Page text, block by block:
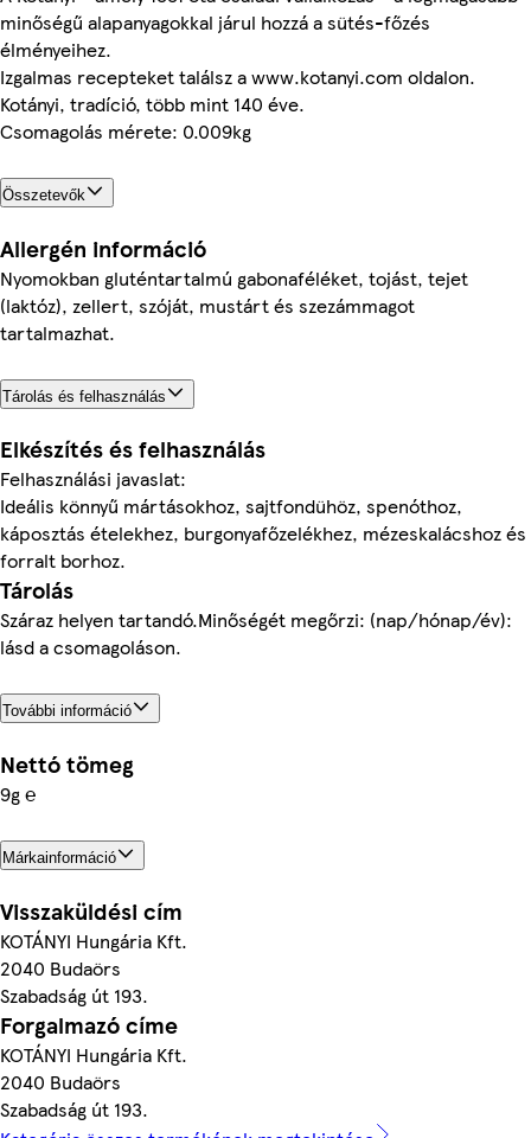
minőségű alapanyagokkal járul hozzá a sütés-főzés
élményeihez.
Izgalmas recepteket találsz a www.kotanyi.com oldalon.
Kotányi, tradíció, több mint 140 éve.
Csomagolás mérete: 0.009kg
Összetevők
Allergén információ
Nyomokban gluténtartalmú gabonaféléket, tojást, tejet
(laktóz), zellert, szóját, mustárt és szezámmagot
tartalmazhat.
Tárolás és felhasználás
Elkészítés és felhasználás
Felhasználási javaslat:
Ideális könnyű mártásokhoz, sajtfondühöz, spenóthoz,
káposztás ételekhez, burgonyafőzelékhez, mézeskalácshoz és
forralt borhoz.
Tárolás
Száraz helyen tartandó.Minőségét megőrzi: (nap/hónap/év):
lásd a csomagoláson.
További információ
Nettó tömeg
9g ℮
Márkainformáció
Visszaküldési cím
KOTÁNYI Hungária Kft.
2040 Budaörs
Szabadság út 193.
Forgalmazó címe
KOTÁNYI Hungária Kft.
2040 Budaörs
Szabadság út 193.